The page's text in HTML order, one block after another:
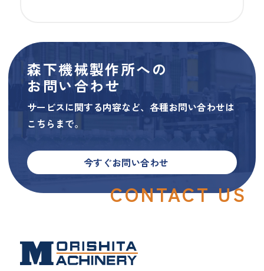
CONTACT US
森下機械製作所への
お問い合わせ
サービスに関する内容など、各種お問い合わせは
こちらまで。
今すぐお問い合わせ